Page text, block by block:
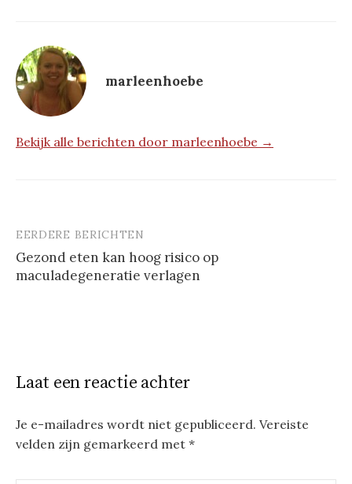
marleenhoebe
Bekijk alle berichten door marleenhoebe →
Berichtnavigatie
EERDERE BERICHTEN
Gezond eten kan hoog risico op
maculadegeneratie verlagen
Laat een reactie achter
Je e-mailadres wordt niet gepubliceerd. Vereiste
velden zijn gemarkeerd met *